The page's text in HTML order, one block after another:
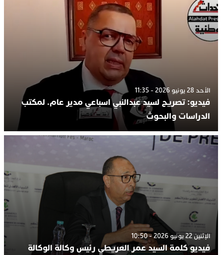
الأحد 28 يونيو 2026 - 11:35
فيديو: تصريح لسيد عبدالنبي اسباعي مدير عام. لمكتب
الدراسات والبحوث
الإثنين 22 يونيو 2026 - 10:50
فيديو كلمة السيد عمر العريطي رئيس وكالة الوكالة